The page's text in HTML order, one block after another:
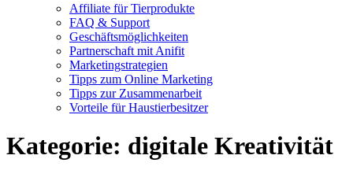
Affiliate für Tierprodukte
FAQ & Support
Geschäftsmöglichkeiten
Partnerschaft mit Anifit
Marketingstrategien
Tipps zum Online Marketing
Tipps zur Zusammenarbeit
Vorteile für Haustierbesitzer
Kategorie: digitale Kreativität